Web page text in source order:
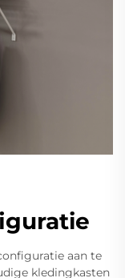
aan te
kledingkasten